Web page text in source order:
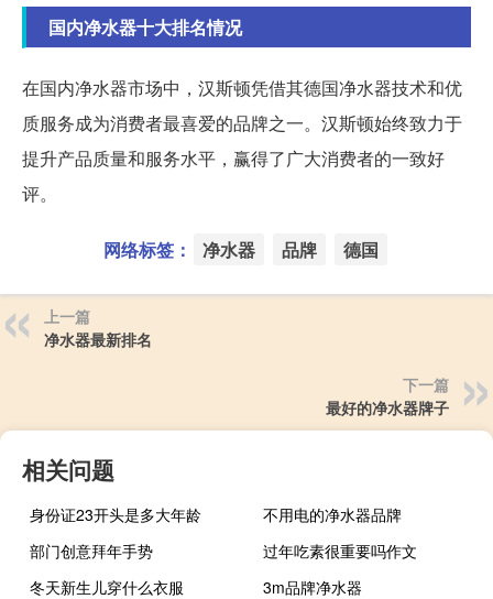
国内净水器十大排名情况
在国内净水器市场中，汉斯顿凭借其德国净水器技术和优
质服务成为消费者最喜爱的品牌之一。汉斯顿始终致力于
提升产品质量和服务水平，赢得了广大消费者的一致好
评。
网络标签： 净水器 品牌 德国
上一篇
净水器最新排名
下一篇
最好的净水器牌子
相关问题
身份证23开头是多大年龄
不用电的净水器品牌
部门创意拜年手势
过年吃素很重要吗作文
冬天新生儿穿什么衣服
3m品牌净水器